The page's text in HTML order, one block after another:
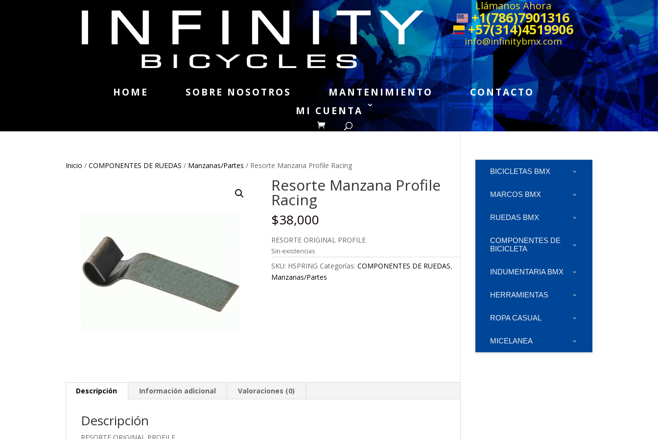
Llámanos Ahora
+1(786)7901316
+57(314)4519906
info@infinitybmx.com
HOME SOBRE NOSOTROS MANTENIMIENTO
CONTACTO
MI CUENTA
Inicio /COMPONENTES DE RUEDAS / Manzanas/Partes / Resorte Manzana Profile Racing
Resorte Manzana Profile
Racing
$38,000
RESORTE ORIGINAL PROFILE
Sin existencias
SKU: HSPRING Categorías: COMPONENTES DE RUEDAS,
Manzanas/Partes
Descripción Información adicional Valoraciones (0)
Descripción
BICICLETAS BMX
MARCOS BMX
RUEDAS BMX
COMPONENTES DE
BICICLETA
INDUMENTARIA BMX
HERRAMIENTAS
ROPA CASUAL
MICELANEA